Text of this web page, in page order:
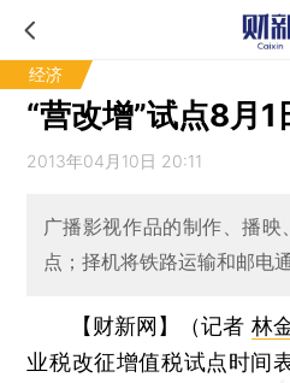
经济
“营改增”试点8月
2013年04月10日 20:11
广播影视作品的制作、播映
点；择机将铁路运输和邮电
【财新网】（记者 林
业税改征增值税试点时间